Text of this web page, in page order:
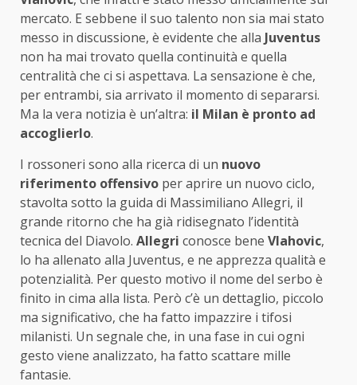
mercato. E sebbene il suo talento non sia mai stato
messo in discussione, è evidente che alla Juventus
non ha mai trovato quella continuità e quella
centralità che ci si aspettava. La sensazione è che,
per entrambi, sia arrivato il momento di separarsi.
Ma la vera notizia è un’altra: il Milan è pronto ad
accoglierlo.
I rossoneri sono alla ricerca di un nuovo
riferimento offensivo per aprire un nuovo ciclo,
stavolta sotto la guida di Massimiliano Allegri, il
grande ritorno che ha già ridisegnato l’identità
tecnica del Diavolo. Allegri conosce bene Vlahovic,
lo ha allenato alla Juventus, e ne apprezza qualità e
potenzialità. Per questo motivo il nome del serbo è
finito in cima alla lista. Però c’è un dettaglio, piccolo
ma significativo, che ha fatto impazzire i tifosi
milanisti. Un segnale che, in una fase in cui ogni
gesto viene analizzato, ha fatto scattare mille
fantasie.